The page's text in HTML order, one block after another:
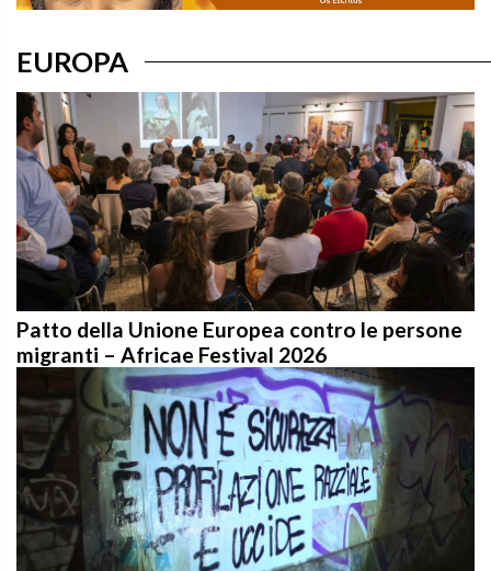
Patto della Unione Europea contro le persone
migranti – Africae Festival 2026